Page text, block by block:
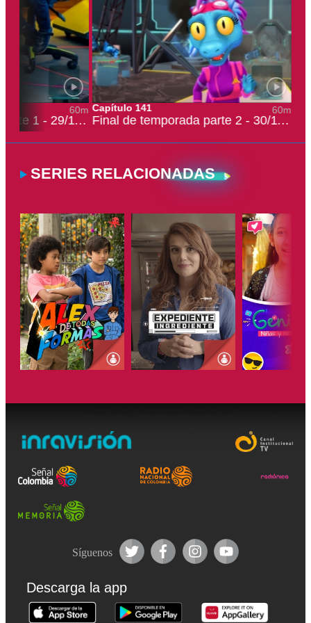
Final de temporada parte 1 - 29/11/2023
60m Capítulo 141
Final de temporada parte 2 - 30/11/2023
60m
SERIES RELACIONADAS
ESCUCHAR ESCUCHAR
Síguenos
Descarga la app